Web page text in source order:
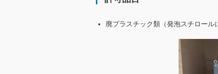
廃プラスチック類（発泡スチロール